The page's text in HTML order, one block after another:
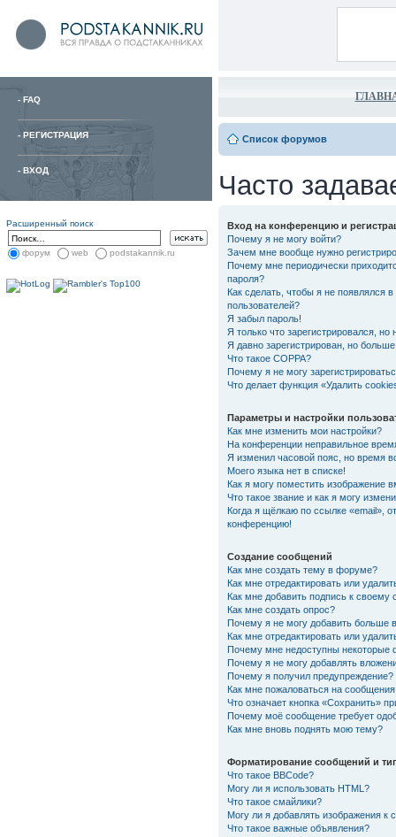
- FAQ
- РЕГИСТРАЦИЯ
- ВХОД
Расширенный поиск
форум web podstakannik.ru
Список форумов
Часто
Вход на конференцию и
Почему я не могу войти?
Зачем мне вообще нужно
Почему мне периодически
пароля?
Как сделать, чтобы я не появлялся
пользователей?
Я забыл пароль!
Я только что зарегистрировался, но
Я давно зарегистрирован, но
Что такое COPPA?
Почему я не могу
Что делает функция «Удалить
Параметры и настройки
Как мне изменить мои настройки?
На конференции неправильное
Я изменил часовой пояс, но время
Моего языка нет в списке!
Как я могу поместить изображение
Что такое звание и как я могу
Когда я щёлкаю по ссылке «email»,
конференцию!
Создание сообщений
Как мне создать тему в форуме?
Как мне отредактировать или
Как мне добавить подпись к своему
Как мне создать опрос?
Почему я не могу добавить больше
Как мне отредактировать или
Почему мне недоступны некоторые
Почему я не могу добавлять
Почему я получил предупреждение?
Как мне пожаловаться на
Что означает кнопка «Сохранить»
Почему моё сообщение требует
Как мне вновь поднять мою тему?
Форматирование сообщений и
Что такое BBCode?
Могу ли я использовать HTML?
Что такое смайлики?
Могу ли я добавлять изображения к
Что такое важные объявления?